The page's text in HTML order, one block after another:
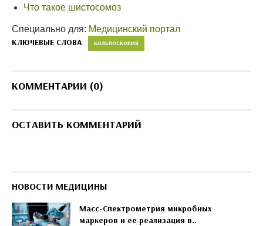
Что такое шистосомоз
Специально для: Медицинский портал
КЛЮЧЕВЫЕ СЛОВА КОЛЬПОСКОПИЯ
КОММЕНТАРИИ (0)
ОСТАВИТЬ КОММЕНТАРИЙ
НОВОСТИ МЕДИЦИНЫ
Масс-Спектрометрия микробных
маркеров и ее реализация в..